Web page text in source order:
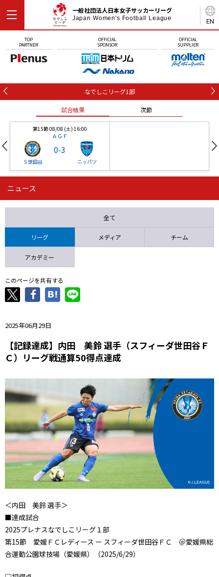
EN
一般社団法人日本女子サッカーリーグ
Japan Women's Football League
TOP
PARTNER
OFFICIAL
SPONSOR
OFFICIAL
SUPPLIER
なでしこリーグ1部
試合結果 次節
第15節 08/08 (土) 16:00
ＡＧＦ
Ｓ世田谷
0-3
ニッパツ
第16節 09/05 (土) 15:00
ニッパツ 石人の星
ニュース
全て
リーグ メディア チーム
アカデミー
このページを共有する
2025年06月29日
【記録達成】内田 美鈴 選手（スフィーダ世田谷Ｆ
Ｃ）リーグ戦通算50得点達成
＜内田 美鈴 選手＞
■達成試合
2025プレナスなでしこリーグ１部
第15節 愛媛ＦＣレディース ー スフィーダ世田谷ＦＣ ＠愛媛県総
合運動公園球技場（愛媛県）（2025/6/29）